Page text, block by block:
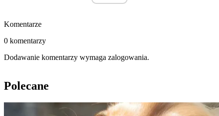
Komentarze
0 komentarzy
Dodawanie komentarzy wymaga zalogowania.
Polecane